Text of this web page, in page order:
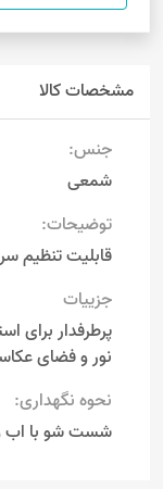
مشخصات کالا
جنس:
شمعی
توضیحات:
قابلیت تنظیم سر
جزییات
پرطرفدار برای
نور و فضای عکاسی امکان
نحوه نگهداری:
شست شو با اب